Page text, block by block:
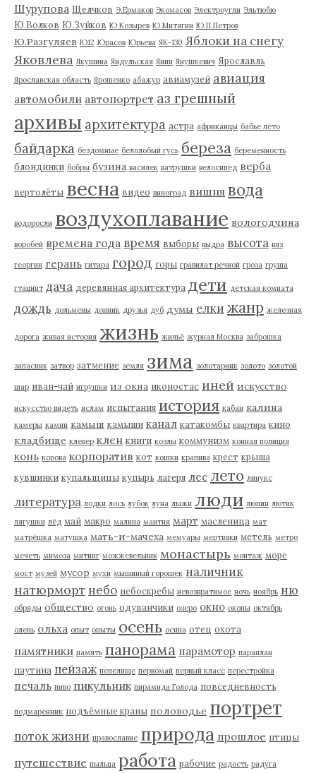
Шурупова Щелчков Э.Ермаков Экомасов Электроугли Эльтюбю
Ю.Волков Ю.Зуйков Ю.Козырев Ю.Митягин Ю.П.Петров
Ю.Разгуляев Ю12 Юрасов Юрьева ЯК-130 Яблоки на снегу
Яковлева Якушина Яндульская Янин Янушкевич Ярославль
Ярославская область Ярошенко абажур авиамузей авиация
автомобили автопортрет аз грешный
архивы архитектура астра африканцы бабье лето
байдарка бездомные белолобый гусь береза беременность
блондинки бобры бузина василек ватрушки велосипед верба
вертолёты весна видео виноград вишня вода
водоросли воздухоплавание вологодчина
воробей времена года время выборы выдра высота вяз
георгин герань гитара город горы гравилат речной гроза груша
гтацинт дача деревянная архитектура дети детская комната
дождь дольмены донник друзья дуб думы елки жанр железная
дорога живая история жизнь жильё журнал Москва заброшка
запасник затвор затмение земля зима золотарник золото золотой
шар иван-чай игрушки из окна иконостас иней искусство
искусство видеть ислам испытания история кабан калина
камеры камни камыш камыши канал катакомбы квартира кино
кладбище клевер клен книги козлы коммунизм конная полиция
конь корова корпоратив кот кошки крапива крест крыша
кувшинки купальщицы купырь лагеря лес лето линукс
литература лодки лось лубок луна лыжи люди люпин лютик
лягушки лёд май макро малина мантия март масленица мат
матрёшка матушка мать-и-мачеха мемуары мертвяки метель метро
мечеть мимоза митинг можжевельник монастырь монтаж море
мост музей мусор мухи мышиный горошек наличник
натюрморт небо небоскребы невозвратимое ночь ноябрь ню
обряды общество огонь одуванчики озеро окно окопы октябрь
олень ольха опыт опыты осень осина отец охота
памятники память панорама парамотор параплан
паутина пейзаж пепелище первомай первый класс перестройка
печаль пиво пикульник пирамида Голода повседневность
подмаренник подъёмные краны половодье портрет
поток жизни православие природа прошлое птицы
путешествие пыльца работа рабочие радость радуга